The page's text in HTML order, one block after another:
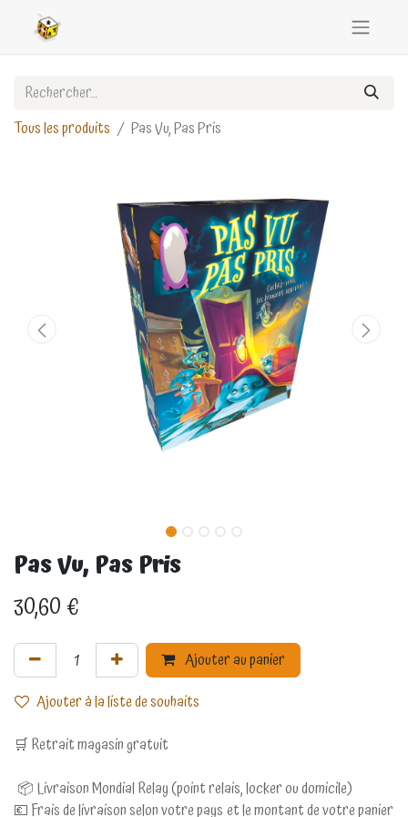
Tous les produits Pas Vu, Pas Pris
Pas Vu, Pas Pris
30,60€
Ajouter au panier
Ajouter à la liste de souhaits
🛒 Retrait magasin gratuit
📦 Livraison Mondial Relay (point relais, locker ou domicile)
💶 Frais de livraison selon votre pays et le montant de votre panier